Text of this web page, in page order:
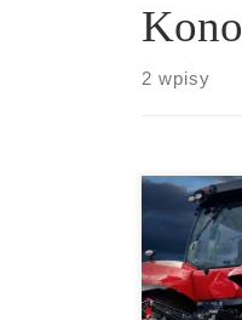
2 wpisy
W